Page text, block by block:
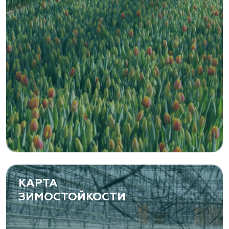
Zaxriddin Flower Plantation, питомник
Ташкентская область, Зангиатинский р-н, ул.
Канимаева, д. 9
«ЁЛЫ-ПАЛЫ», питомник декоративных
растений
Самарская область, с. Подстепки, ул.
Фермерская 14 А
(8482) 650 010
www.yoly-paly.ru
«ВЕНЕВ» питомник растений
Тульская область, Венёвский р-н, село
КАРТА
ЗИМОСТОЙКОСТИ